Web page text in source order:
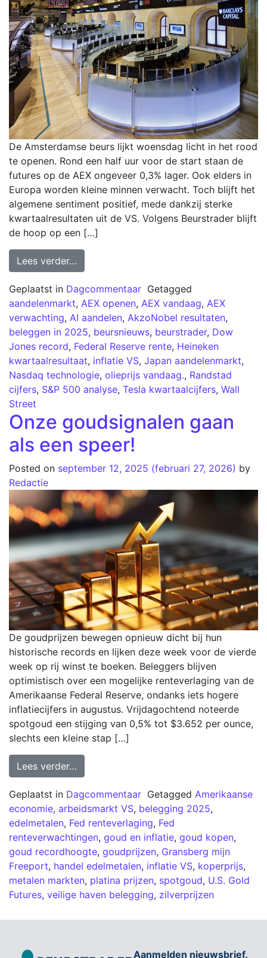
De Amsterdamse beurs lijkt woensdag licht in het rood
te openen. Rond een half uur voor de start staan de
futures op de AEX ongeveer 0,3% lager. Ook elders in
Europa worden kleine minnen verwacht. Toch blijft het
algemene sentiment positief, mede dankzij sterke
kwartaalresultaten uit de VS. Volgens Beurstrader blijft
de hoop op een […]
Lees verder…
Geplaatst in Dagcommentaar Getagged
aandelenmarkt, AEX openen, AEX vandaag, AEX
verwachting, AI aandelen, AkzoNobel resultaten,
beleggen in 2025, beursnieuws, beurstrader, Dow
Jones record, Federal Reserve rente, Heineken
kwartaalresultaat, inflatie VS, Japan aandelenmarkt,
Nasdaq technologie, olieprijs vandaag., Randstad
cijfers, S&P 500 analyse, Tesla kwartaalcijfers, Wall
Street
Onze goudsignalen gaan
als een speer!
Posted on september 12, 2025 (februari 27, 2026) by
Redactie
De goudprijzen bewegen opnieuw dicht bij hun
historische records en lijken deze week voor de vierde
week op rij winst te boeken. Beleggers blijven
optimistisch over een mogelijke renteverlaging van de
Amerikaanse Federal Reserve, ondanks iets hogere
inflatiecijfers in augustus. Vrijdagochtend noteerde
spotgoud een stijging van 0,5% tot $3.652 per ounce,
slechts een kleine stap […]
Lees verder…
Geplaatst in Dagcommentaar Getagged Amerikaanse
economie, arbeidsmarkt VS, belegging 2025,
edelmetalen, Fed renteverlaging, Fed
renteverwachtingen, goud en inflatie, goud kopen,
goud recordhoogte, goudprijzen, Gransberg mijn
Freeport, handel edelmetalen, inflatie VS, koperprijs,
metalen markten, platina prijzen, spotgoud, U.S. Gold
Futures, veilige haven belegging, zilverprijzen
Aanmelden nieuwsbrief.